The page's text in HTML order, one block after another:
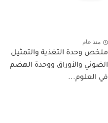
منذ عام
ملخص وحدة التغذية والتمثيل
الضوئي والأوراق ووحدة الهضم
في العلوم...